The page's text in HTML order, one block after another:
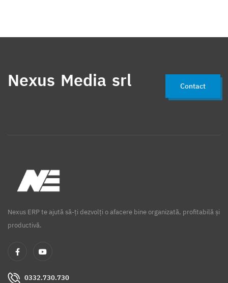
Nexus Media srl Contact
Nexus ERP te ajută să-ți dezvolți o afacere bine organizată, profitabilă și
productivă.
0332.730.730